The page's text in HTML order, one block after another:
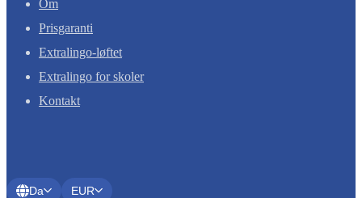
Om
Prisgaranti
Extralingo-løftet
Extralingo for skoler
Kontakt
Da EUR